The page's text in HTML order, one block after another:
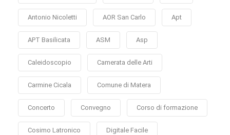
Antonio Nicoletti AOR San Carlo Apt
APT Basilicata ASM Asp
Caleidoscopio Camerata delle Arti
Carmine Cicala Comune di Matera
Concerto Convegno Corso di formazione
Cosimo Latronico Digitale Facile